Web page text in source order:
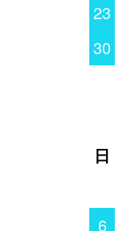
23
30
日
6